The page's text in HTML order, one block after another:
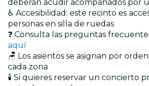
deberán acudir acompañados por
♿ Accesibilidad: este recinto es
personas en silla de ruedas
❓ Consulta las preguntas
aquí
🪑 Los asientos se asignan por
cada zona
🕯️ Si quieres reservar un concierto